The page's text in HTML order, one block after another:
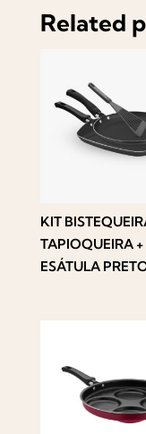
Related
KIT
TAPIOQUEIRA +
ESÁTULA